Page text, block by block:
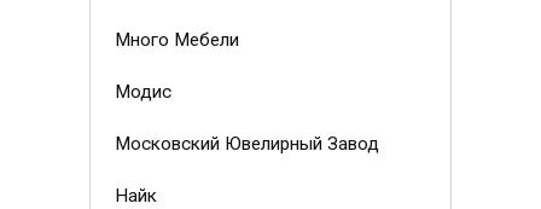
Много Мебели
Модис
Московский Ювелирный Завод
Найк